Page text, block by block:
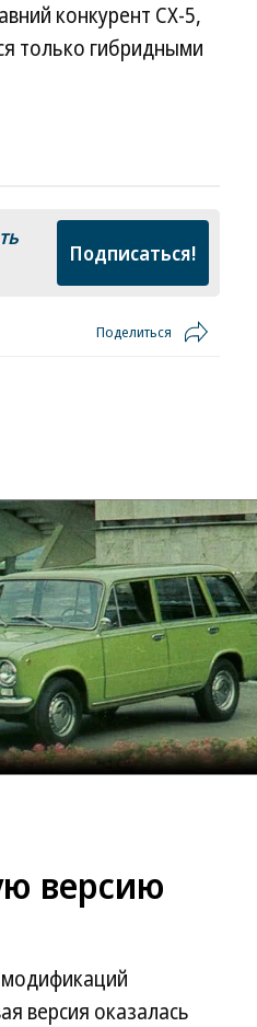
конкурент CX-5,
только гибридными
Подписаться!
Поделиться
версию
версия оказалась